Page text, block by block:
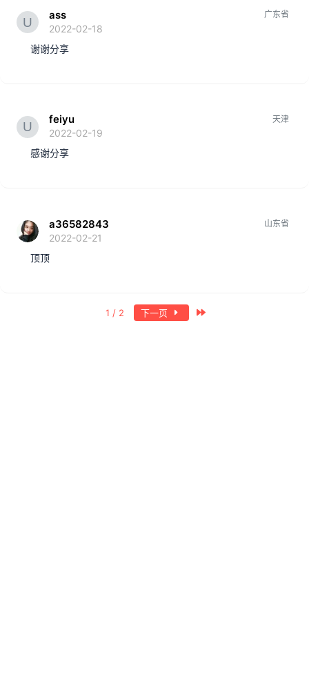
ass
2022-02-18
广东省
谢谢分享
feiyu
2022-02-19
天津
感谢分享
a36582843
2022-02-21
山东省
顶顶
1 / 2 下一页